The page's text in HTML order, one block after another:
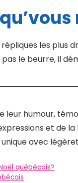
les plus
le beurre, il
leur humour,
et de
avec
québécois?